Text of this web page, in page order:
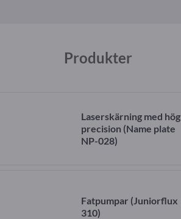
Produkter
Laserskärning med hög
precision (Name plate
NP-028)
Fatpumpar (Juniorflux
310)